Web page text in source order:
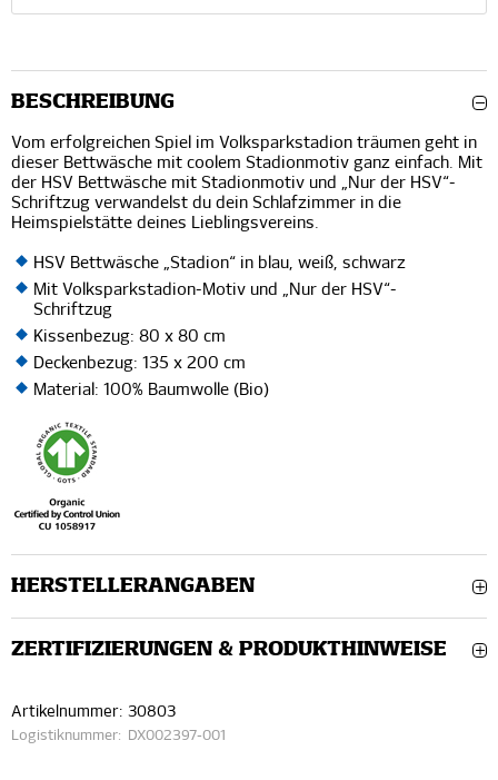
BESCHREIBUNG
Vom erfolgreichen Spiel im Volksparkstadion träumen geht in
dieser Bettwäsche mit coolem Stadionmotiv ganz einfach. Mit
der HSV Bettwäsche mit Stadionmotiv und „Nur der HSV“-
Schriftzug verwandelst du dein Schlafzimmer in die
Heimspielstätte deines Lieblingsvereins.
HSV Bettwäsche „Stadion“ in blau, weiß, schwarz
Mit Volksparkstadion-Motiv und „Nur der HSV“-
Schriftzug
Kissenbezug: 80 x 80 cm
Deckenbezug: 135 x 200 cm
Material: 100% Baumwolle (Bio)
HERSTELLERANGABEN
ZERTIFIZIERUNGEN & PRODUKTHINWEISE
Artikelnummer: 30803
Logistiknummer: DX002397-001